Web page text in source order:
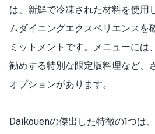
は、新鮮で冷凍された材料を使用
ムダイニングエクスペリエンスを
ミットメントです。メニューには
勧めする特別な限定版料理など、
オプションがあります。
Daikouenの傑出した特徴の1つは